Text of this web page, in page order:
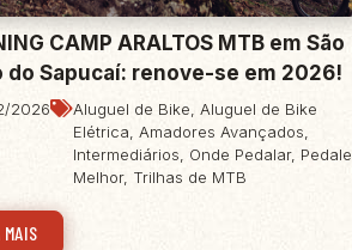
CAMP ARALTOS MTB em São
do Sapucaí: renove-se em 2026!
2026 Aluguel de Bike
Aluguel de Bike
Elétrica
Amadores Avançados
Intermediários
Onde Pedalar, Pedale
Melhor, Trilhas de MTB